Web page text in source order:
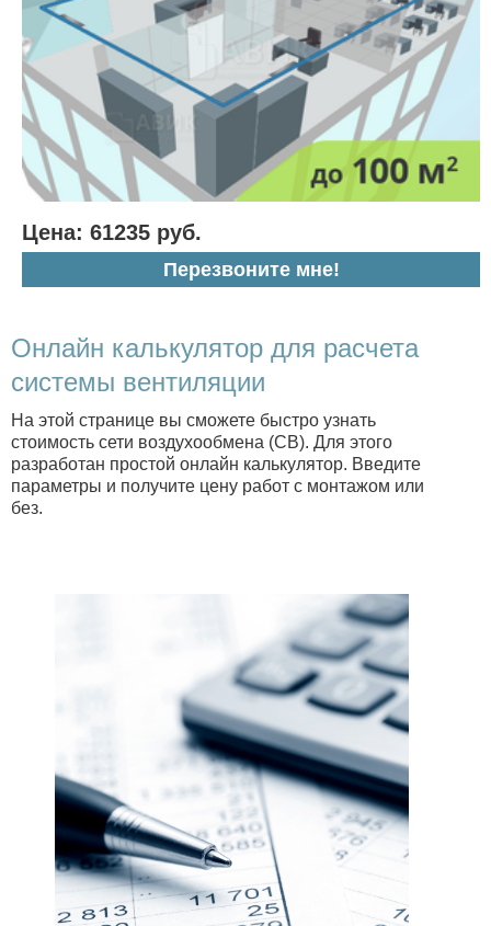
Цена: 61235 руб.
Перезвоните мне!
Онлайн калькулятор для расчета
системы вентиляции
На этой странице вы сможете быстро узнать
стоимость сети воздухообмена (СВ). Для этого
разработан простой онлайн калькулятор. Введите
параметры и получите цену работ с монтажом или
без.